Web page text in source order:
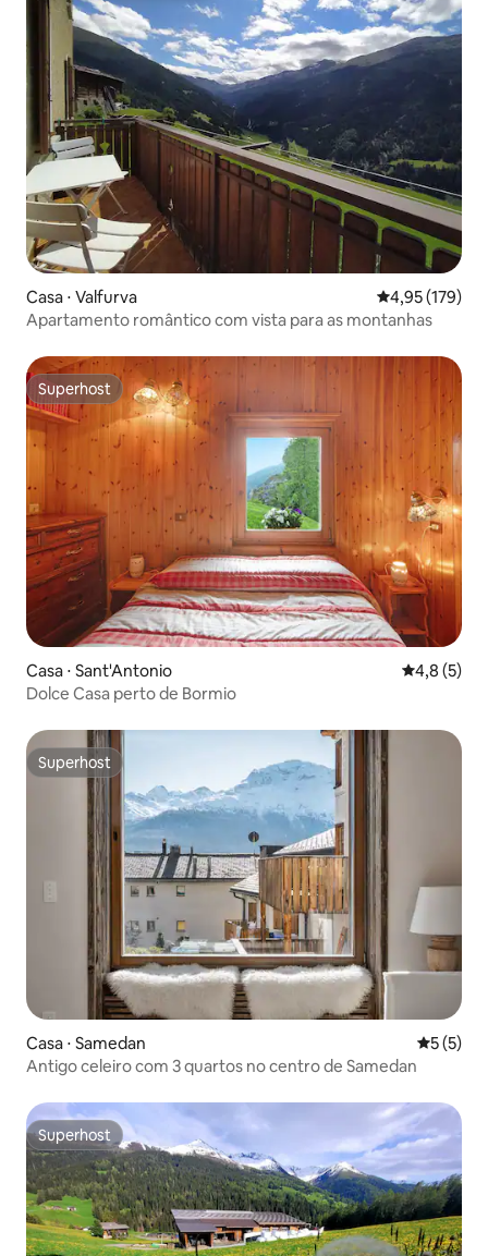
Casa ⋅ Valfurva 4,95 de uma
4,95 (179)
Apartamento romântico com vista para as montanhas
Superhost
Superhost
Casa ⋅ Sant'Antonio 4,8 de
4,8 (5)
Dolce Casa perto de Bormio
Superhost
Superhost
Casa ⋅ Samedan 5 de
5 (5)
Antigo celeiro com 3 quartos no centro de Samedan
Superhost
Superhost